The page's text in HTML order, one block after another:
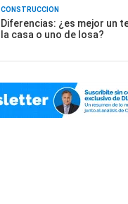
CONSTRUCCIÓN
Diferencias: ¿es mejor un
la casa o uno de losa?